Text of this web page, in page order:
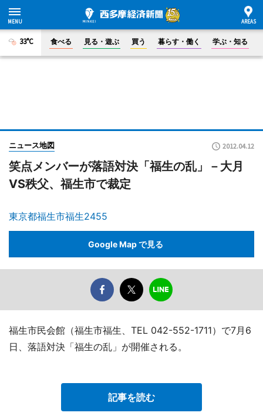
33°C 食べる 見る・遊ぶ 買う 暮らす・働く 学ぶ・知る
ニュース地図 2012.04.12
笑点メンバーが落語対決「福生の乱」－大月
VS秩父、福生市で裁定
東京都福生市福生2455
Google Map で見る
福生市民会館（福生市福生、TEL 042-552-1711）で7月6
日、落語対決「福生の乱」が開催される。
記事を読む